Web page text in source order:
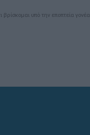
υπό την εποπτεία